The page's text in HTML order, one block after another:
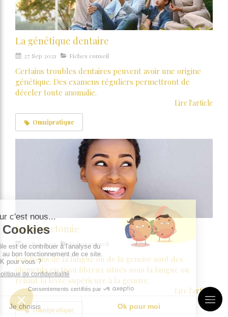
La génétique dentaire
27 Sep 2021 Fiches conseil
Certains troubles dentaires peuvent avoir une origine
génétique. Des examens réguliers permettront de
déceler toute anomalie.
Lire l'article
Omnipratique
La frénectomie
23 Sep 2021 Fiches conseil
Les freins de la langue ou de la gencive sont des
éléments en tissu fibreux situés sous la langue ou
reliant la lèvre supérieure à la gencive.
Lire l'article
Omnipratique